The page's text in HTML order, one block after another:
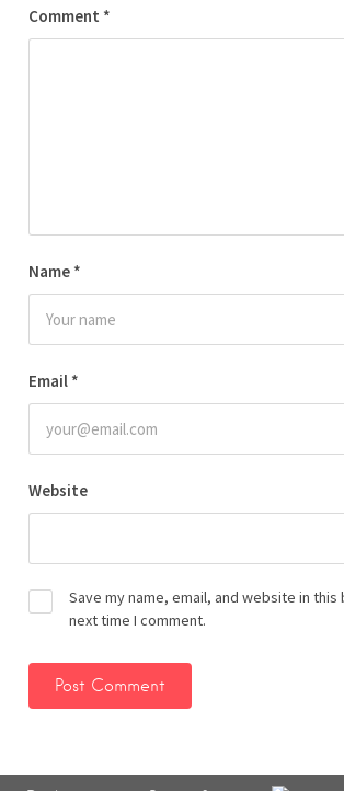
Comment *
Name *
Email *
Website
Save my name, email, and website in
next time I comment.